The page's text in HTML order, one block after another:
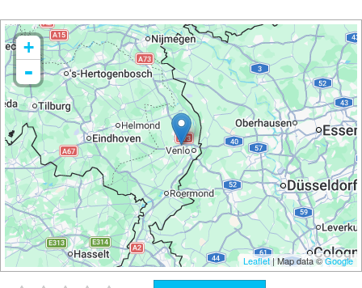
+
-
Leaflet| Map data ©Google